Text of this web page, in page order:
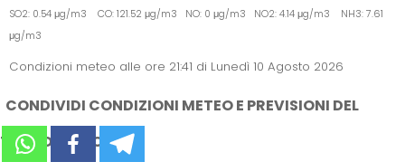
SO2: 0.54 μg/m3 CO: 121.52 μg/m3 NO: 0 μg/m3 NO2: 4.14 μg/m3 NH3: 7.61
μg/m3
Condizioni meteo alle ore 21:41 di Lunedì 10 Agosto 2026
CONDIVIDI CONDIZIONI METEO E PREVISIONI DEL
TEMPO SUI SOCIAL